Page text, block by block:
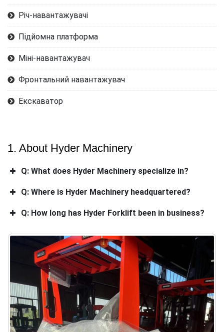
Річ-навантажувачі
Підйомна платформа
Міні-навантажувач
Фронтальний навантажувач
Екскаватор
1. About Hyder Machinery
Q: What does Hyder Machinery specialize in?
Q: Where is Hyder Machinery headquartered?
Q: How long has Hyder Forklift been in business?